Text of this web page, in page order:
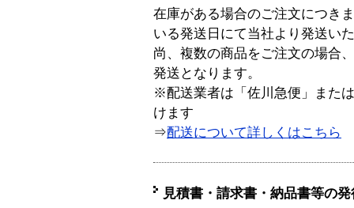
在庫がある場合のご注文につき
いる発送日にて当社より発送い
尚、複数の商品をご注文の場合
発送となります。
※配送業者は「佐川急便」また
けます
⇒配送について詳しくはこちら
見積書・請求書・納品書等の